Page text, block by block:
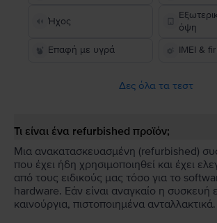
Ήχος
όψη
Επαφή με υγρά
IMEI &
Δες όλα τα τεστ
Τι είναι ένα refurbished προϊόν;
Μια ανακατασκευασμένη (refurbished)
που έχει ήδη χρησιμοποιηθεί και έχει
από τους ειδικούς μας τόσο για το
hardware. Εάν είναι αναγκαίο η συσκευή
καινούργια, πιστοποιημένα ανταλλακτικά.